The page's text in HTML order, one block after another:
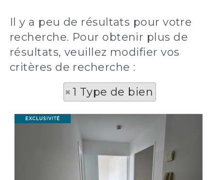
Il y a peu de résultats pour votre
recherche. Pour obtenir plus de
résultats, veuillez modifier vos
critères de recherche :
1 Type de bien